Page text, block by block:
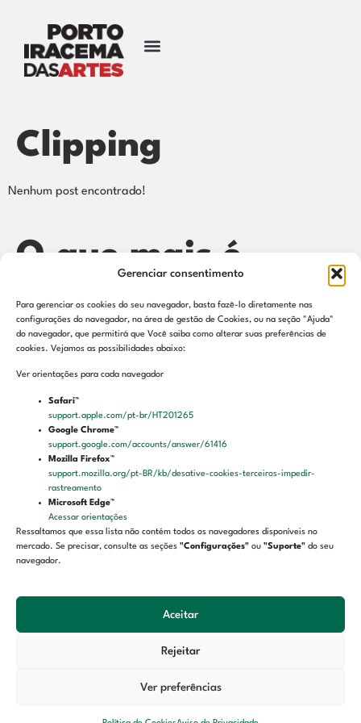
Gerenciar consentimento
Para gerenciar os cookies do seu navegador, basta fazê-lo diretamente nas
configurações do navegador, na área de gestão de Cookies, ou na seção "Ajuda"
do navegador, que permitirá que Você saiba como alterar suas preferências de
cookies. Vejamos as possibilidades abaixo:
Ver orientações para cada navegador
Safari™
support.apple.com/pt-br/HT201265
Google Chrome™
support.google.com/accounts/answer/61416
Mozilla Firefox™
support.mozilla.org/pt-BR/kb/desative-cookies-terceiros-impedir-
rastreamento
Microsoft Edge™
Acessar orientações
Ressaltamos que essa lista não contém todos os navegadores disponíveis no
mercado. Se precisar, consulte as seções "Configurações" ou "Suporte" do seu
navegador.
Aceitar
Rejeitar
Ver preferências
Clipping
Nenhum post encontrado!
O que mais é
destaque
Contato
Endereço: Rua Dragão do Mar, 160 – Praia de Iracema
CEP: 60.060-195
Fortaleza – Ceará
LGPD
Política de cookies